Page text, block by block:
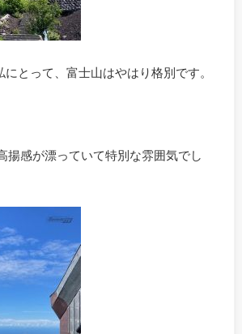
にとって、富士山はやはり格別です。
揚感が漂っていて特別な雰囲気でし